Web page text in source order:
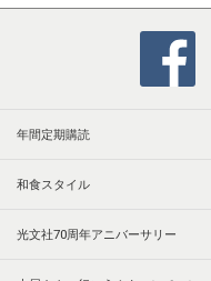
年間定期購読
和食スタイル
光文社70周年アニバーサリー